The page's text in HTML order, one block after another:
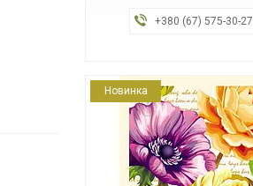
+380 (67) 575-30-27
Новинка